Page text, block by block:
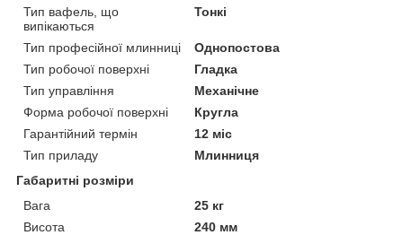
Тип вафель, що
випікаються
Тонкі
Тип професійної млинниці
Однопостова
Тип робочої поверхні
Гладка
Тип управління
Механічне
Форма робочої поверхні
Кругла
Гарантійний термін
12 міс
Тип приладу
Млинниця
Габаритні розміри
Вага
25 кг
Висота
240 мм